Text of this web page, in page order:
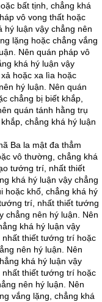
bất tịnh, chẳng khá
vô vong thất hoặc
hý luận vậy chẳng nên
lặng hoặc chẳng vắng
Nên quán pháp vô
khá hý luận vậy
hoặc xa lìa hoặc
hý luận. Nên quán
chẳng bị biết khắp,
quán tánh hằng trụ
chẳng khá hý luận
Ba la mật đa thẳm
vô thường, chẳng khá
tướng trí, nhất thiết
khá hý luận vậy chẳng
hoặc khổ, chẳng khá hý
trí, nhất thiết tướng
chẳng nên hý luận. Nên
khá hý luận vậy
thiết tướng trí hoặc
nên hý luận. Nên
khá hý luận vậy
thiết tướng trí hoặc
nên hý luận. Nên
vắng lặng, chẳng khá